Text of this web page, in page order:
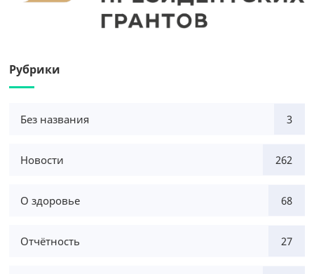
Рубрики
Без названия 3
Новости 262
О здоровье 68
Отчётность 27